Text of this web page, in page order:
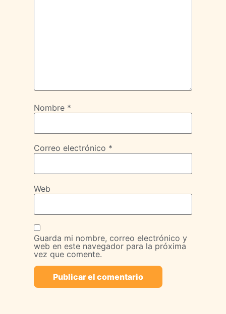
Nombre *
Correo electrónico *
Web
Guarda mi nombre, correo electrónico y
web en este navegador para la próxima
vez que comente.